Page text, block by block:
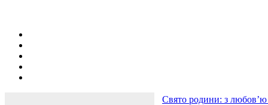
Свято родини: з любов’ю